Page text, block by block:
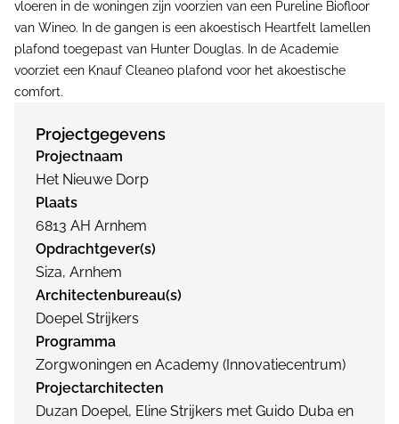
vloeren in de woningen zijn voorzien van een Pureline Biofloor
van Wineo. In de gangen is een akoestisch Heartfelt lamellen
plafond toegepast van Hunter Douglas. In de Academie
voorziet een Knauf Cleaneo plafond voor het akoestische
comfort.
Projectgegevens
Projectnaam
Het Nieuwe Dorp
Plaats
6813 AH Arnhem
Opdrachtgever(s)
Siza, Arnhem
Architectenbureau(s)
Doepel Strijkers
Programma
Zorgwoningen en Academy (Innovatiecentrum)
Projectarchitecten
Duzan Doepel, Eline Strijkers met Guido Duba en